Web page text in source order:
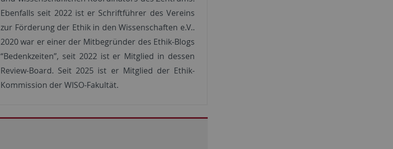
Ebenfalls seit 2022 ist er Schriftführer des Vereins
zur Förderung der Ethik in den Wissenschaften e.V..
2020 war er einer der Mitbegründer des Ethik-Blogs
“Bedenkzeiten”, seit 2022 ist er Mitglied in dessen
Review-Board. Seit 2025 ist er Mitglied der Ethik-
Kommission der WISO-Fakultät.